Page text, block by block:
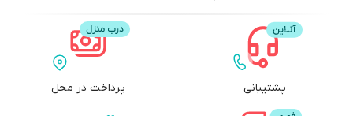
پشتیبانی پرداخت در محل